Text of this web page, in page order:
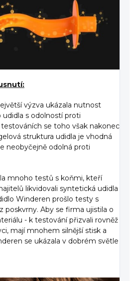
výzva ukázala nutnost
s odolností proti
se toho však nakonec
struktura udidla je vhodná
neobyčejně odolná proti
mnoho testů s koňmi, kteří
likvidovali syntetická udidla
Winderen prošlo testy s
Aby se firma ujistila o
- k testování přizvali rovněž
mají mnohem silnější stisk a
se ukázala v dobrém světle